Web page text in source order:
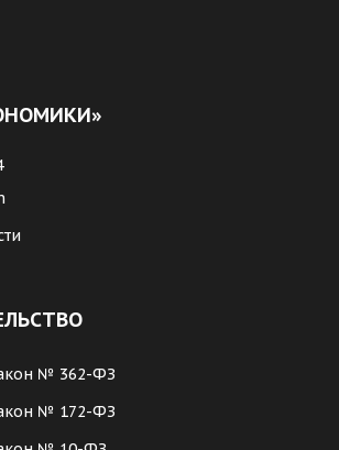
№ 362-ФЗ
№ 172-ФЗ